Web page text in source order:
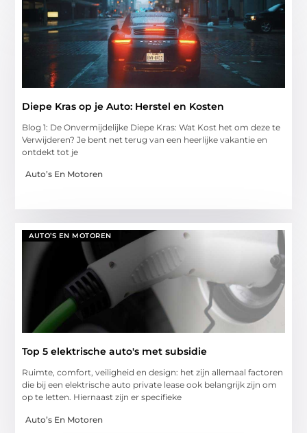
Diepe Kras op je Auto: Herstel en Kosten
Blog 1: De Onvermijdelijke Diepe Kras: Wat Kost het om deze te
Verwijderen? Je bent net terug van een heerlijke vakantie en
ontdekt tot je
Auto’s En Motoren
AUTO’S EN MOTOREN
Top 5 elektrische auto's met subsidie
Ruimte, comfort, veiligheid en design: het zijn allemaal factoren
die bij een elektrische auto private lease ook belangrijk zijn om
op te letten. Hiernaast zijn er specifieke
Auto’s En Motoren